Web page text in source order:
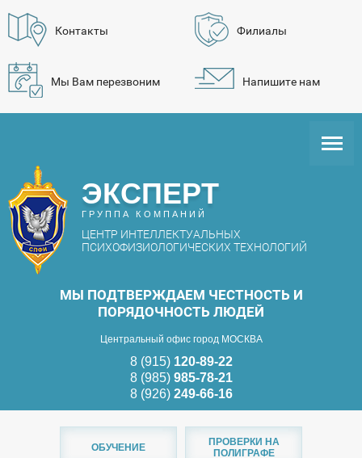
Контакты Филиалы
Мы Вам перезвоним Напишите нам
ЭКСПЕРТ
ГРУППА КОМПАНИЙ
ЦЕНТР ИНТЕЛЛЕКТУАЛЬНЫХ
ПСИХОФИЗИОЛОГИЧЕСКИХ ТЕХНОЛОГИЙ
МЫ ПОДТВЕРЖДАЕМ ЧЕСТНОСТЬ И
ПОРЯДОЧНОСТЬ ЛЮДЕЙ
Центральный офис город МОСКВА
8 (915) 120-89-22
8 (985) 985-78-21
8 (926) 249-66-16
ОБУЧЕНИЕ
ПРОВЕРКИ НА
ПОЛИГРАФЕ